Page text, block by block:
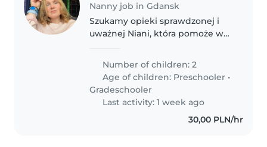
Nanny job in Gdansk
Szukamy opieki sprawdzonej i
uważnej Niani, która pomoże w
energicznych, wysportowanych i
inteligentnych dzieci. Mile
widziana znajomość języka
polskiego oraz doświadczenie..
Number of children: 2
Age of children: Preschooler •
Gradeschooler
Last activity: 1 week ago
30,00 PLN/hr